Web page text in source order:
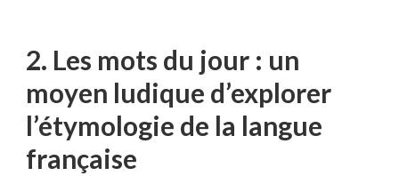
2. Les⁢ mots du jour : un
moyen ludique d’explorer
l’étymologie de la‌ langue
française